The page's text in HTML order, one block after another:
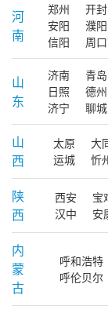
河
南
郑州 开封
安阳
濮阳
信阳
周
山
东
济南 青岛
日照
德州
济宁
聊城
山
西
太原 大
运城
忻
陕
西
西安 宝
汉中
安
内
蒙
古
呼和浩特
呼伦贝尔